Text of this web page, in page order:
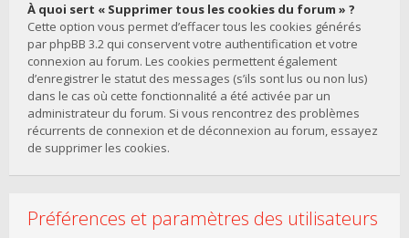
À quoi sert « Supprimer tous les cookies du forum » ?
Cette option vous permet d’effacer tous les cookies générés
par phpBB 3.2 qui conservent votre authentification et votre
connexion au forum. Les cookies permettent également
d’enregistrer le statut des messages (s’ils sont lus ou non lus)
dans le cas où cette fonctionnalité a été activée par un
administrateur du forum. Si vous rencontrez des problèmes
récurrents de connexion et de déconnexion au forum, essayez
de supprimer les cookies.
Préférences et paramètres des utilisateurs